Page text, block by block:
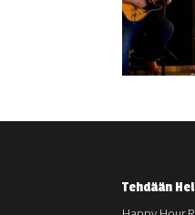
Tehdään